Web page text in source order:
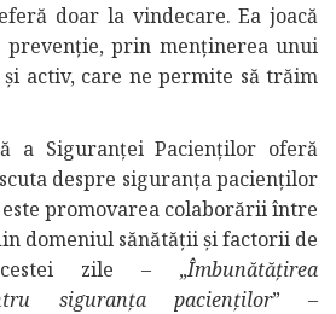
doar la vindecare. Ea joacă
prin menținerea unui
activ, care ne permite să trăim
a Siguranței Pacienților oferă
despre siguranța pacienților
promovarea colaborării între
domeniul sănătății și factorii de
zile – „Îmbunătățirea
siguranța pacienților” –